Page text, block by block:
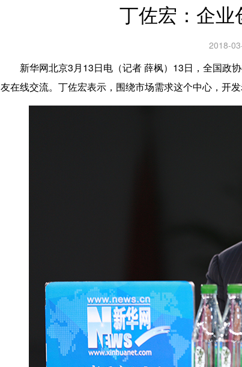
丁佐宏：企
2018-
新华网北京3月13日电（记者 薛枫）13日，全国政协
友在线交流。丁佐宏表示，围绕市场需求这个中心，开